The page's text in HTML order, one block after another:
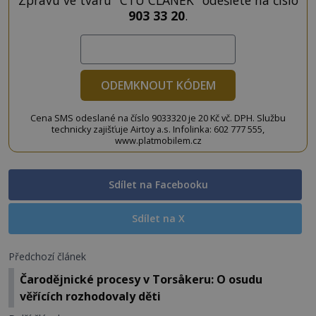
903 33 20.
ODEMKNOUT KÓDEM
Cena SMS odeslané na číslo 9033320 je 20 Kč vč. DPH. Službu
technicky zajišťuje Airtoy a.s. Infolinka: 602 777 555,
www.platmobilem.cz
Sdílet na Facebooku
Sdílet na X
Předchozí článek
Čarodějnické procesy v Torsåkeru: O osudu
věřících rozhodovaly děti